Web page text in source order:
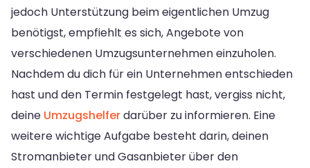
jedoch Unterstützung beim eigentlichen Umzug
benötigst, empfiehlt es sich, Angebote von
verschiedenen Umzugsunternehmen einzuholen.
Nachdem du dich für ein Unternehmen entschieden
hast und den Termin festgelegt hast, vergiss nicht,
deine Umzugshelferdarüber zu informieren. Eine
weitere wichtige Aufgabe besteht darin, deinen
Stromanbieter und Gasanbieter über den